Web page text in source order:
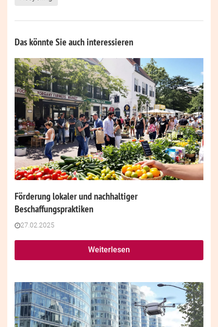
Das könnte Sie auch interessieren
Förderung lokaler und nachhaltiger
Beschaffungspraktiken
27.02.2025
Weiterlesen